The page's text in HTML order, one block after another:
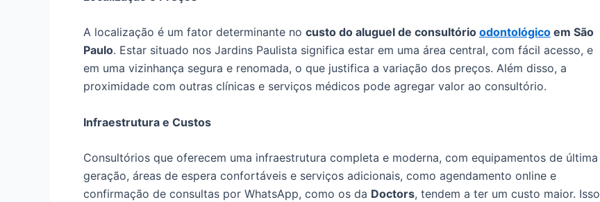
A localização é um fator determinante no custo do aluguel de consultório odontológico em São
Paulo. Estar situado nos Jardins Paulista significa estar em uma área central, com fácil acesso, e
em uma vizinhança segura e renomada, o que justifica a variação dos preços. Além disso, a
proximidade com outras clínicas e serviços médicos pode agregar valor ao consultório.
Infraestrutura e Custos
Consultórios que oferecem uma infraestrutura completa e moderna, com equipamentos de última
geração, áreas de espera confortáveis e serviços adicionais, como agendamento online e
confirmação de consultas por WhatsApp, como os da Doctors, tendem a ter um custo maior. Isso